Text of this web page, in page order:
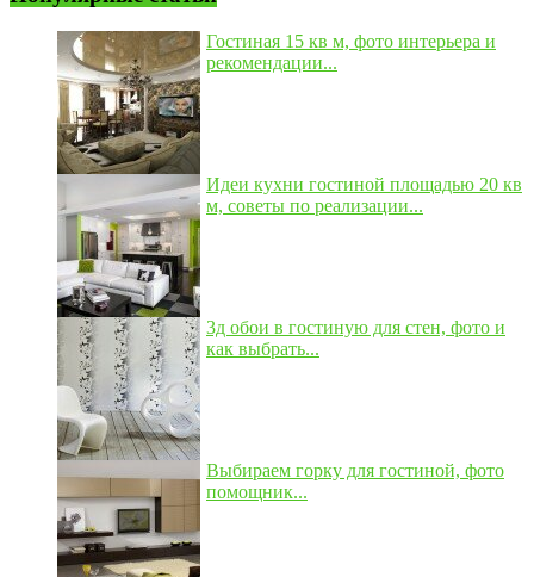
Гостиная 15 кв м, фото интерьера и
рекомендации...
Идеи кухни гостиной площадью 20 кв
м, советы по реализации...
3д обои в гостиную для стен, фото и
как выбрать...
Выбираем горку для гостиной, фото
помощник...